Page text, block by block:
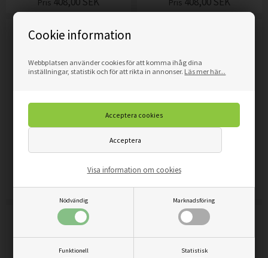
Cookie information
Webbplatsen använder cookies för att komma ihåg dina
inställningar, statistik och för att rikta in annonser. Läs mer här...
Nödvändig Marknadsföring
Funktionell Statistisk
Visa information om cookies
Pris Pris
FOTOTAPET, MANHATTAN
VID SOLNEDGÅNGEN
Pris408,00SEK
FOTOTAPET, MOLN ÖVER
MANHATTAN
Pris1.271,00SEK